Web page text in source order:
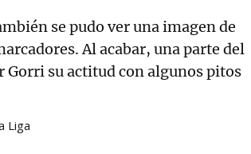
se pudo ver una imagen de
Al acabar, una parte del
Gorri su actitud con algunos pitos
Liga